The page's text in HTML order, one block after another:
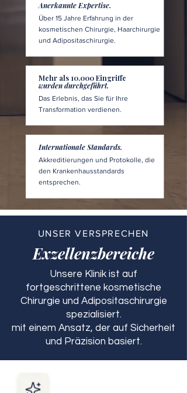
Anerkannte Expertise.
Über 15 Jahre Erfahrung in der
kosmetischen Chirurgie, Haarchirurgie
und Adipositaschirurgie.
Mehr als 10.000 Eingriffe
wurden durchgeführt.
Das Erlebnis, das Sie für Ihre
Transformation verdienen.
Internationale Standards.
Akkreditierungen und Protokolle, die
den Krankenhausstandards
entsprechen.
UNSER VERSPRECHEN
Exzellenzbereiche
Unsere Klinik ist auf
fortgeschrittene kosmetische
Chirurgie und Adipositaschirurgie
spezialisiert.
mit einem Ansatz, der auf Sicherheit
und Präzision basiert.